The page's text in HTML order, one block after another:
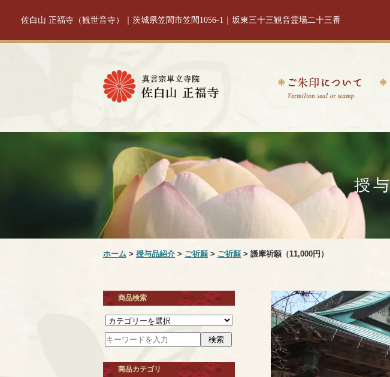
佐白山 正福寺（観世音寺）｜茨城県笠間市笠間1056-1｜坂東三十三観音霊場二十三番
授
ホーム > 授与品紹介 > ご祈願> ご祈願> 護摩祈願（11,000円）
商品検索
商品カテゴリ